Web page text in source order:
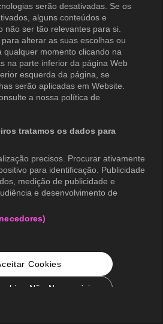
serão desativadas. Se os
alguns conteúdos e
não ser tão relevantes para si.
alterar as suas escolhas ou
qualquer momento clicando na
na parte inferior da página Web
esquerda da página, se
serão aplicadas em Website.
a nossa política de
tratamos os dados para
precisos. Procurar ativamente
para identificação. Publicidade
medição de publicidade e
e desenvolvimento de
Cookies
Não Necessários